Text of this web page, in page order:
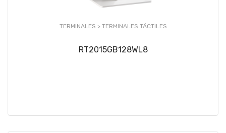
TERMINALES > TERMINALES TÁCTILES
RT2015GB128WL8